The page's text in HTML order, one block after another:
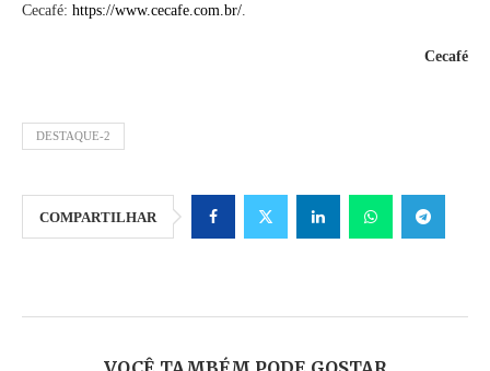
Cecafé: https://www.cecafe.com.br/.
Cecafé
DESTAQUE-2
COMPARTILHAR